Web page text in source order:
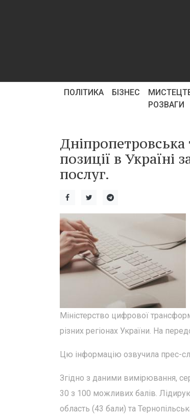
ПОЛІТИКА БІЗНЕС
РОЗВАГИ
Дніпропетровська
позиції в
послуг.
Міністерство цифрової
різних регіонах України. На
Цю інформацію озвучила прес-
Згідно з даними вимірювання,
30 з 100 можливих балів.
область (43 бали) та